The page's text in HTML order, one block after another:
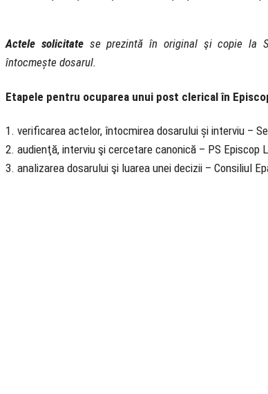
Actele solicitatese prezintă în original şi copie la
întocmește dosarul.
Etapele pentru ocuparea unui post clerical în
1. verificarea actelor, întocmirea dosarului și interviu –
2. audienţă, interviu şi cercetare canonică – PS Episcop
3. analizarea dosarului şi luarea unei decizii – Consiliul